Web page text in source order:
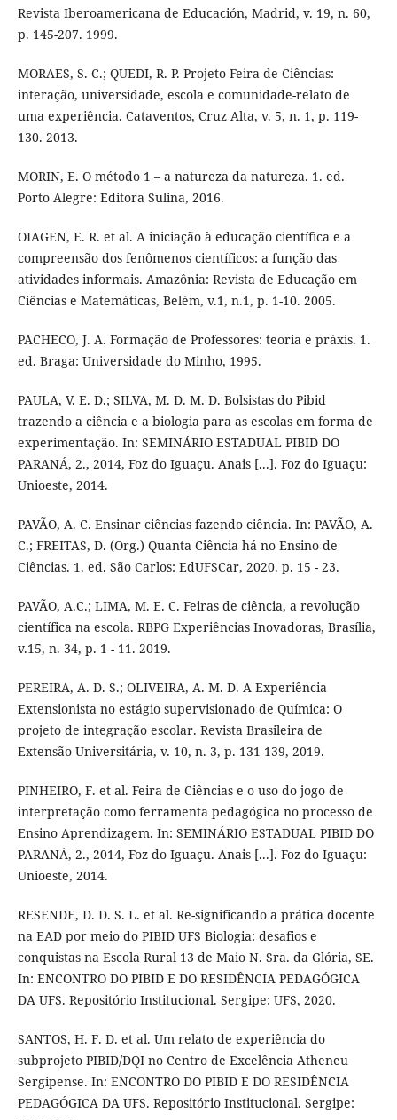
Revista Iberoamericana de Educación, Madrid, v. 19, n. 60,
p. 145-207. 1999.
MORAES, S. C.; QUEDI, R. P. Projeto Feira de Ciências:
interação, universidade, escola e comunidade-relato de
uma experiência. Cataventos, Cruz Alta, v. 5, n. 1, p. 119-
130. 2013.
MORIN, E. O método 1 – a natureza da natureza. 1. ed.
Porto Alegre: Editora Sulina, 2016.
OIAGEN, E. R. et al. A iniciação à educação científica e a
compreensão dos fenômenos científicos: a função das
atividades informais. Amazônia: Revista de Educação em
Ciências e Matemáticas, Belém, v.1, n.1, p. 1-10. 2005.
PACHECO, J. A. Formação de Professores: teoria e práxis. 1.
ed. Braga: Universidade do Minho, 1995.
PAULA, V. E. D.; SILVA, M. D. M. D. Bolsistas do Pibid
trazendo a ciência e a biologia para as escolas em forma de
experimentação. In: SEMINÁRIO ESTADUAL PIBID DO
PARANÁ, 2., 2014, Foz do Iguaçu. Anais [...]. Foz do Iguaçu:
Unioeste, 2014.
PAVÃO, A. C. Ensinar ciências fazendo ciência. In: PAVÃO, A.
C.; FREITAS, D. (Org.) Quanta Ciência há no Ensino de
Ciências. 1. ed. São Carlos: EdUFSCar, 2020. p. 15 - 23.
PAVÃO, A.C.; LIMA, M. E. C. Feiras de ciência, a revolução
científica na escola. RBPG Experiências Inovadoras, Brasília,
v.15, n. 34, p. 1 - 11. 2019.
PEREIRA, A. D. S.; OLIVEIRA, A. M. D. A Experiência
Extensionista no estágio supervisionado de Química: O
projeto de integração escolar. Revista Brasileira de
Extensão Universitária, v. 10, n. 3, p. 131-139, 2019.
PINHEIRO, F. et al. Feira de Ciências e o uso do jogo de
interpretação como ferramenta pedagógica no processo de
Ensino Aprendizagem. In: SEMINÁRIO ESTADUAL PIBID DO
PARANÁ, 2., 2014, Foz do Iguaçu. Anais [...]. Foz do Iguaçu:
Unioeste, 2014.
RESENDE, D. D. S. L. et al. Re-significando a prática docente
na EAD por meio do PIBID UFS Biologia: desafios e
conquistas na Escola Rural 13 de Maio N. Sra. da Glória, SE.
In: ENCONTRO DO PIBID E DO RESIDÊNCIA PEDAGÓGICA
DA UFS. Repositório Institucional. Sergipe: UFS, 2020.
SANTOS, H. F. D. et al. Um relato de experiência do
subprojeto PIBID/DQI no Centro de Excelência Atheneu
Sergipense. In: ENCONTRO DO PIBID E DO RESIDÊNCIA
PEDAGÓGICA DA UFS. Repositório Institucional. Sergipe: